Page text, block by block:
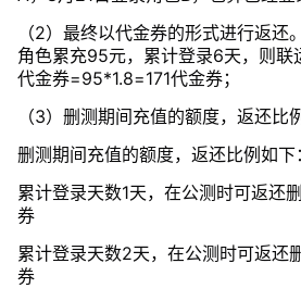
（2）最终以代金券的形式进行返还
角色累充95元，累计登录6天，则联
代金券=95*1.8=171代金券；
（3）删测期间充值的额度，返还比
删测期间充值的额度，返还比例如下：
累计登录天数1天，在公测时可返还
券
累计登录天数2天，在公测时可返还
券